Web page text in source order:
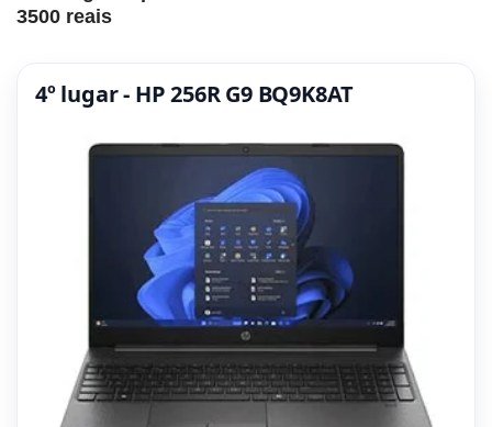
3500 reais
4º lugar - HP 256R G9 BQ9K8AT